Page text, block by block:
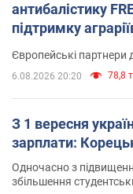
антибалістику
підтримку
Європейські партнери
6.08.2026 20:20 78,8
З 1 вересня
зарплати:
Одночасно з
збільшення